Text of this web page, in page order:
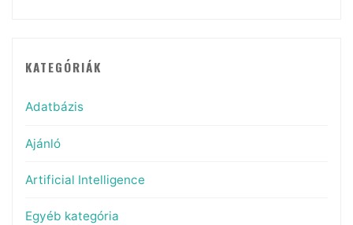
KATEGÓRIÁK
Adatbázis
Ajánló
Artificial Intelligence
Egyéb kategória